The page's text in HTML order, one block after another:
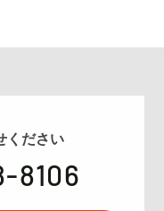
ください
8106